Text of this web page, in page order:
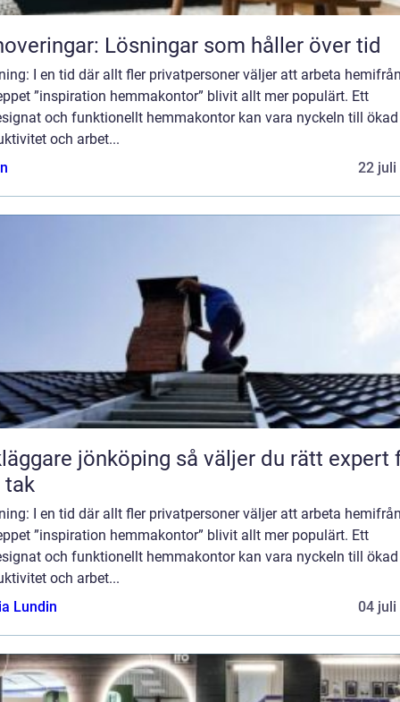
Lösningar som håller över tid
I en tid där allt fler privatpersoner väljer att arbeta
”inspiration hemmakontor” blivit allt mer populärt. Ett
och funktionellt hemmakontor kan vara nyckeln till ökad
och arbet...
22 juli
jönköping så väljer du rätt expert för
I en tid där allt fler privatpersoner väljer att arbeta
”inspiration hemmakontor” blivit allt mer populärt. Ett
och funktionellt hemmakontor kan vara nyckeln till ökad
och arbet...
Lundin
04 juli